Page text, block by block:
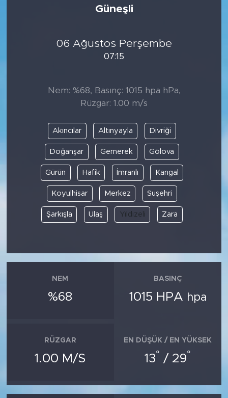
Güneşli
06 Ağustos Perşembe
07:15
Nem: %68, Basınç: 1015 hpa hPa,
Rüzgar: 1.00 m/s
Akıncılar Altınyayla Divriği
Doğanşar Gemerek Gölova
Gürün Hafik İmranlı Kangal
Koyulhisar Merkez Suşehri
Şarkışla Ulaş Yıldızeli Zara
NEM
%68
BASINÇ
1015 HPA hpa
RÜZGAR
1.00 M/S
EN DÜŞÜK / EN YÜKSEK
13° / 29°